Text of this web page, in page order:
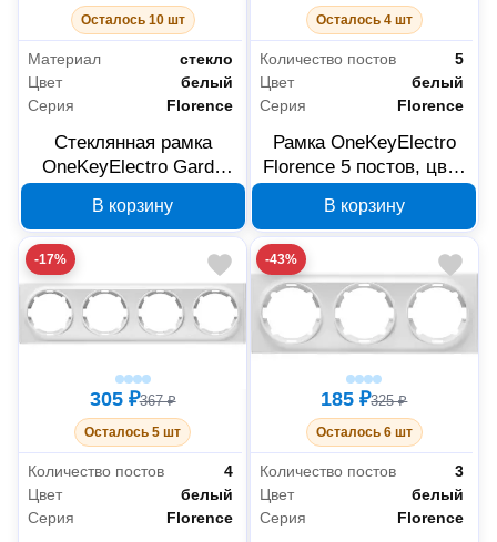
Осталось 10 шт
Материал
стекло
Цвет
белый
Серия
Florence
Стеклянная рамка
OneKeyElectro Garda
2234924
В корзину
Осталось 4 шт
Количество постов
5
Цвет
белый
Серия
Florence
Рамка OneKeyElectro
Florence 5 постов, цвет
В корзину
-17%
305 ₽367 ₽
Осталось 5 шт
Количество постов
4
Цвет
белый
Серия
Florence
-43%
185 ₽325 ₽
Осталось 6 шт
Количество постов
3
Цвет
белый
Серия
Florence